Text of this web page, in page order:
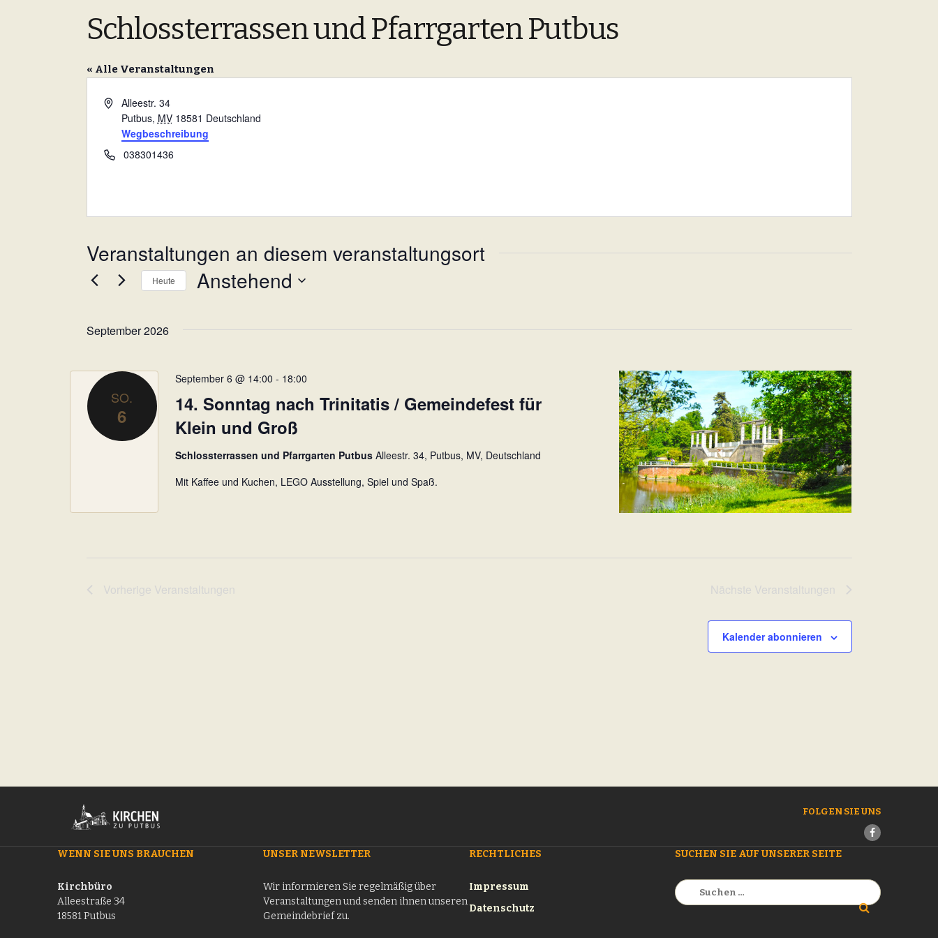
Schlossterrassen und Pfarrgarten Putbus
« Alle Veranstaltungen
A
e
Alleestr. 34
Putbus, MV 18581 Deutschland
Wegbeschreibung
T
f
038301436
Veranstaltungen an diesem veranstaltungsort
Heute Anstehend
w
h
l
e
.
September 2026
SO.
6
14. Sonntag nach Trinitatis / Gemeindefest für
Klein und Groß
September 6 @ 14:00 - 18:00
Schlossterrassen und Pfarrgarten Putbus Alleestr. 34, Putbus, MV, Deutschland
Mit Kaffee und Kuchen, LEGO Ausstellung, Spiel und Spaß.
Vorherige Veranstaltungen Nächste Veranstaltungen
Kalender abonnieren
FOLGEN SIE UNS
WENN SIE UNS BRAUCHEN
Kirchbüro
Alleestraße 34
18581 Putbus
UNSER NEWSLETTER
Wir informieren Sie regelmäßig über
Veranstaltungen und senden ihnen unseren
Gemeindebrief zu.
RECHTLICHES
Impressum
Datenschutz
SUCHEN SIE AUF UNSERER SEITE
Suchen
nach: